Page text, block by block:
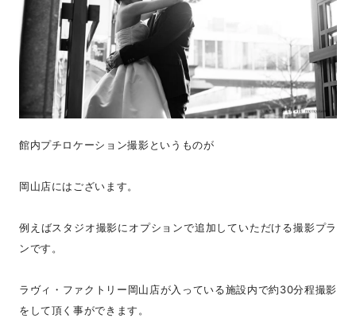
館内プチロケーション撮影というものが
岡山店にはございます。
例えばスタジオ撮影にオプションで追加していただける撮影プラ
ンです。
ラヴィ・ファクトリー岡山店が入っている施設内で約30分程撮影
をして頂く事ができます。